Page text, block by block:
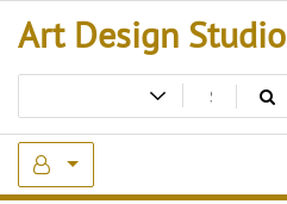
Art Design Studio